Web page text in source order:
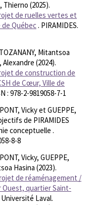
Thierno (2025).
de ruelles vertes et
de Québec. PIRAMIDES.
Mitantsoa
(2024).
de construction de
de Cœur, Ville de
: 978-2-9819058-7-1
Vicky et GUEPPE,
de PIRAMIDES
conceptuelle .
8-8
Vicky, GUEPPE,
Hasina (2023).
de réaménagement /
Ouest, quartier Saint-
Laval.